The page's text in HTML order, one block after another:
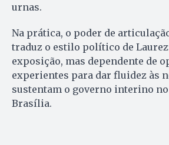
urnas.
Na prática, o poder de
traduz o estilo político de
exposição, mas dependente de
experientes para dar fluidez às
sustentam o governo interino
Brasília.